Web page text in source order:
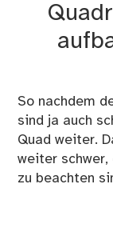
So nachdem
sind ja auch
Quad weiter.
weiter
zu beachten